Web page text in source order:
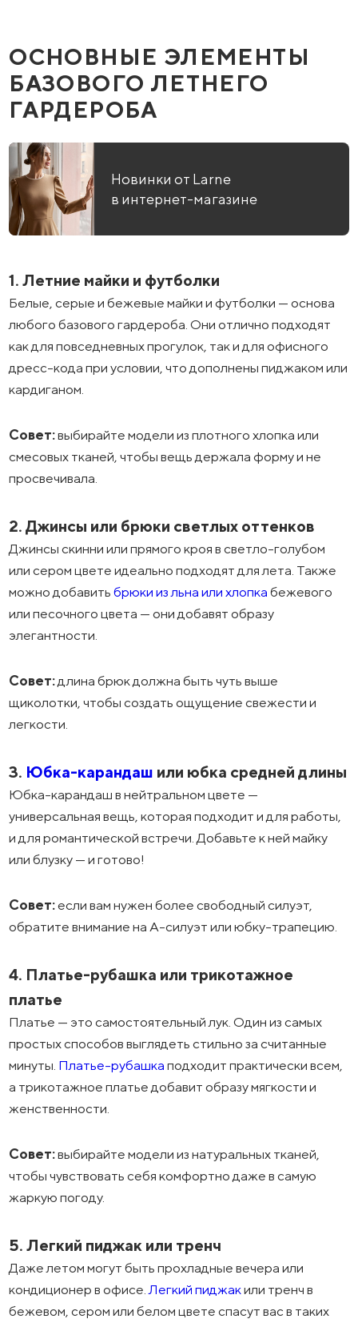
ОСНОВНЫЕ ЭЛЕМЕНТЫ
БАЗОВОГО ЛЕТНЕГО
ГАРДЕРОБА
Новинки от Larne
в интернет-магазине
1. Летние майки и футболки
Белые, серые и бежевые майки и футболки — основа
любого базового гардероба. Они отлично подходят
как для повседневных прогулок, так и для офисного
дресс-кода при условии, что дополнены пиджаком или
кардиганом.
Совет:выбирайте модели из плотного хлопка или
смесовых тканей, чтобы вещь держала форму и не
просвечивала.
2. Джинсы или брюки светлых оттенков
Джинсы скинни или прямого кроя в светло-голубом
или сером цвете идеально подходят для лета. Также
можно добавитьбрюки из льна или хлопка бежевого
или песочного цвета — они добавят образу
элегантности.
Совет:длина брюк должна быть чуть выше
щиколотки, чтобы создать ощущение свежести и
легкости.
3. Юбка-карандаш или юбка средней длины
Юбка-карандаш в нейтральном цвете —
универсальная вещь, которая подходит и для работы,
и для романтической встречи. Добавьте к ней майку
или блузку — и готово!
Совет:если вам нужен более свободный силуэт,
обратите внимание на А-силуэт или юбку-трапецию.
4. Платье-рубашка или трикотажное
платье
Платье — это самостоятельный лук. Один из самых
простых способов выглядеть стильно за считанные
минуты. Платье-рубашка подходит практически всем,
а трикотажное платье добавит образу мягкости и
женственности.
Совет:выбирайте модели из натуральных тканей,
чтобы чувствовать себя комфортно даже в самую
жаркую погоду.
5. Легкий пиджак или тренч
Даже летом могут быть прохладные вечера или
кондиционер в офисе.Легкий пиджакили тренч в
бежевом, сером или белом цвете спасут вас в таких